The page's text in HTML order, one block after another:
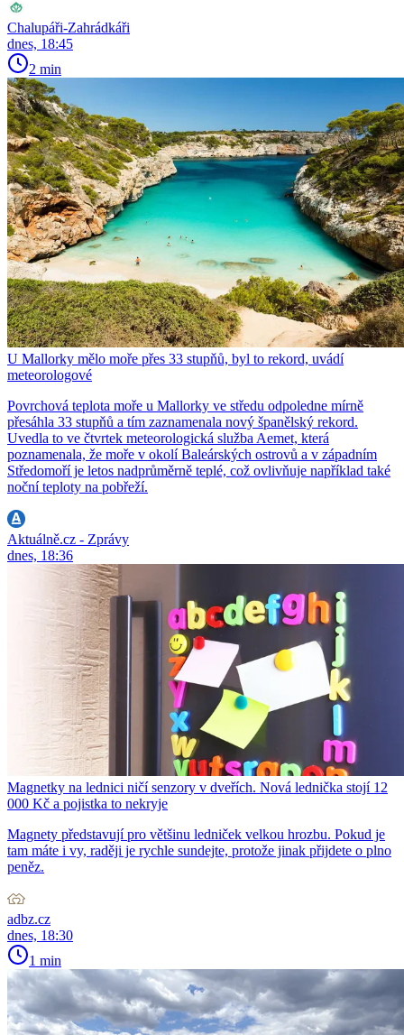
Chalupáři-Zahrádkáři
dnes, 18:45
2 min
U Mallorky mělo moře přes 33 stupňů, byl to rekord, uvádí
meteorologové
Povrchová teplota moře u Mallorky ve středu odpoledne mírně
přesáhla 33 stupňů a tím zaznamenala nový španělský rekord.
Uvedla to ve čtvrtek meteorologická služba Aemet, která
poznamenala, že moře v okolí Baleárských ostrovů a v západním
Středomoří je letos nadprůměrně teplé, což ovlivňuje například také
noční teploty na pobřeží.
Aktuálně.cz - Zprávy
dnes, 18:36
Magnetky na lednici ničí senzory v dveřích. Nová lednička stojí 12
000 Kč a pojistka to nekryje
Magnety představují pro většinu ledniček velkou hrozbu. Pokud je
tam máte i vy, raději je rychle sundejte, protože jinak přijdete o plno
peněz.
adbz.cz
dnes, 18:30
1 min